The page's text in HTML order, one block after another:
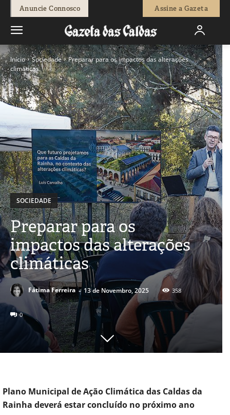
Anuncie Connosco Assine a Gazeta
Início Sociedade
Preparar para os impactos das alterações
climáticas
SOCIEDADE
Preparar para os
impactos das alterações
climáticas
Fátima Ferreira - 13 de Novembro, 2025 358
0
Plano Municipal de Ação Climática das Caldas da
Rainha deverá estar concluído no próximo ano